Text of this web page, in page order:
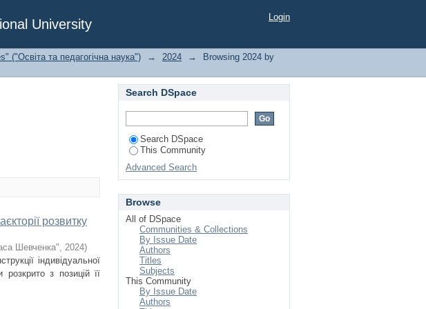
University Login
та педагогічна наука") → 2024 →
Browsing 2024 by
розвитку
Шевченка", 2024)
індивідуальної
розкрито з позицій її
Search DSpace
Search DSpace
This Community
Advanced Search
Browse
All of DSpace
Communities & Collections
By Issue Date
Authors
Titles
Subjects
This Community
By Issue Date
Authors